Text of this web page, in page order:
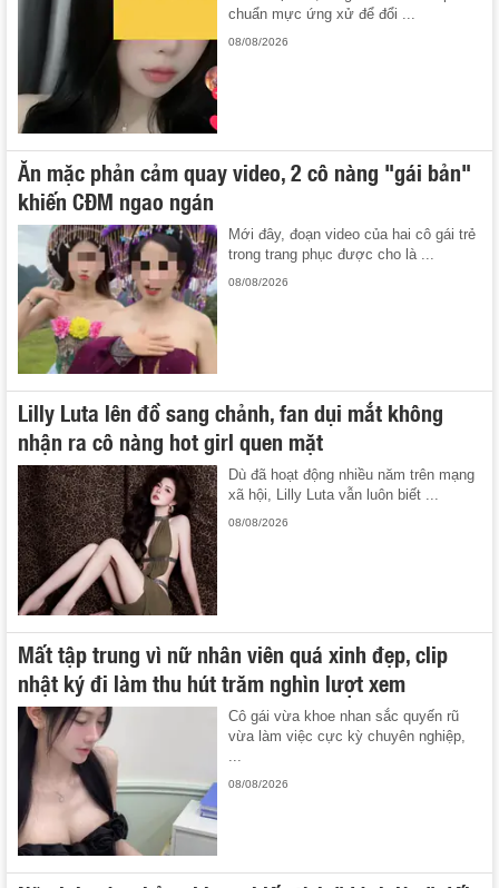
chuẩn mực ứng xử để đổi ...
08/08/2026
Ăn mặc phản cảm quay video, 2 cô nàng "gái bản"
khiến CĐM ngao ngán
Mới đây, đoạn video của hai cô gái trẻ
trong trang phục được cho là ...
08/08/2026
Lilly Luta lên đồ sang chảnh, fan dụi mắt không
nhận ra cô nàng hot girl quen mặt
Dù đã hoạt động nhiều năm trên mạng
xã hội, Lilly Luta vẫn luôn biết ...
08/08/2026
Mất tập trung vì nữ nhân viên quá xinh đẹp, clip
nhật ký đi làm thu hút trăm nghìn lượt xem
Cô gái vừa khoe nhan sắc quyến rũ
vừa làm việc cực kỳ chuyên nghiệp,
08/08/2026